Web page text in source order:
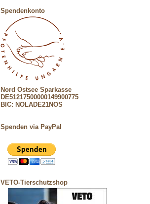
Spendenkonto
Nord Ostsee Sparkasse
DE51217500000149900775
BIC: NOLADE21NOS
Spenden via PayPal
VETO-Tierschutzshop